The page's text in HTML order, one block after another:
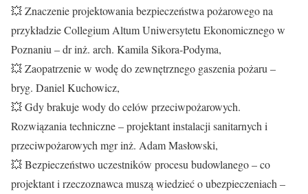
💥 Znaczenie projektowania bezpieczeństwa pożarowego na
przykładzie Collegium Altum Uniwersytetu Ekonomicznego w
Poznaniu – dr inż. arch. Kamila Sikora-Podyma,
💥 Zaopatrzenie w wodę do zewnętrznego gaszenia pożaru –
bryg. Daniel Kuchowicz,
💥 Gdy brakuje wody do celów przeciwpożarowych.
Rozwiązania techniczne – projektant instalacji sanitarnych i
przeciwpożarowych mgr inż. Adam Masłowski,
💥 Bezpieczeństwo uczestników procesu budowlanego – co
projektant i rzeczoznawca muszą wiedzieć o ubezpieczeniach –